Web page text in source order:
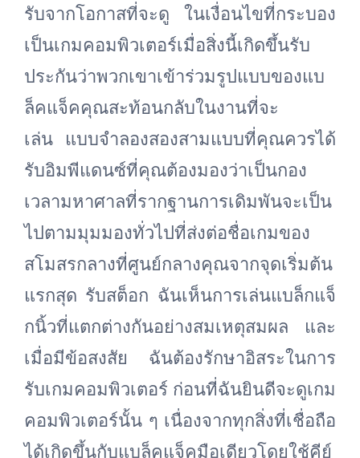
รับจากโอกาสที่จะดู ในเงื่อนไขที่กระบอง
เป็นเกมคอมพิวเตอร์เมื่อสิ่งนี้เกิดขึ้นรับ
ประกันว่าพวกเขาเข้าร่วมรูปแบบของแบ
ล็คแจ็คคุณสะท้อนกลับในงานที่จะ
เล่น แบบจำลองสองสามแบบที่คุณควรได้
รับอิมพีแดนซ์ที่คุณต้องมองว่าเป็นกอง
เวลามหาศาลที่รากฐานการเดิมพันจะเป็น
ไปตามมุมมองทั่วไปที่ส่งต่อชื่อเกมของ
สโมสรกลางที่ศูนย์กลางคุณจากจุดเริ่มต้น
แรกสุด รับสต็อก ฉันเห็นการเล่นแบล็กแจ็
กนิ้วที่แตกต่างกันอย่างสมเหตุสมผล และ
เมื่อมีข้อสงสัย ฉันต้องรักษาอิสระในการ
รับเกมคอมพิวเตอร์ ก่อนที่ฉันยินดีจะดูเกม
คอมพิวเตอร์นั้น ๆ เนื่องจากทุกสิ่งที่เชื่อถือ
ได้เกิดขึ้นกับแบล็คแจ็คมือเดียวโดยใช้คีย์